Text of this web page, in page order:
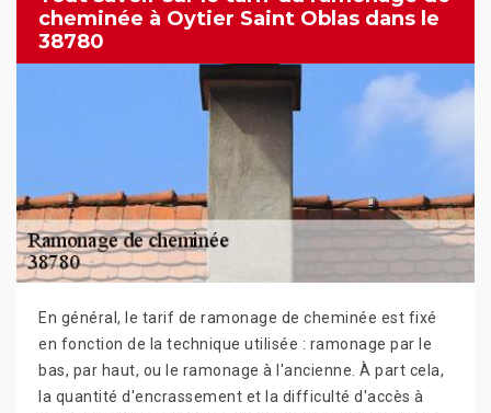
cheminée à Oytier Saint Oblas dans le
38780
En général, le tarif de ramonage de cheminée est fixé
en fonction de la technique utilisée : ramonage par le
bas, par haut, ou le ramonage à l'ancienne. À part cela,
la quantité d'encrassement et la difficulté d'accès à